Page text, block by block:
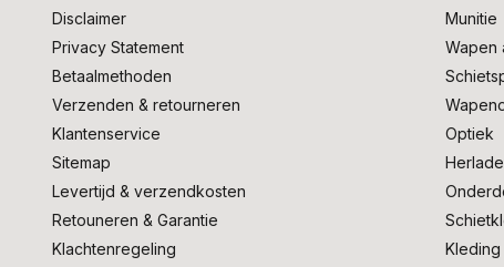
Disclaimer
Privacy Statement
Betaalmethoden
Verzenden & retourneren
Klantenservice
Sitemap
Levertijd & verzendkosten
Retouneren & Garantie
Klachtenregeling
Munitie
Wapen
Optiek
Kleding